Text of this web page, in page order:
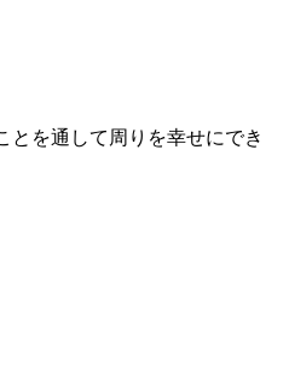
とを通して周りを幸せにでき